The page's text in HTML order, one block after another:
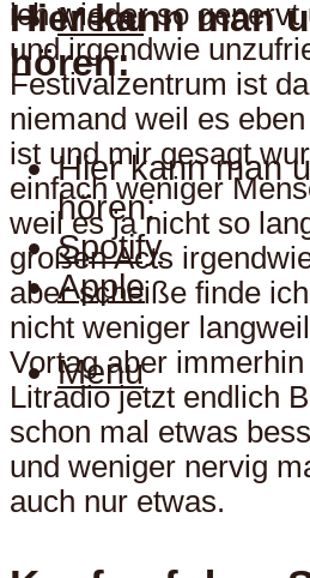
Menu
Hier kann man
hören:
Hier kann man
hören:
Spotify
Apple
Menu
ich wieder so genervt
und irgendwie
Festivalzentrum ist
niemand weil es
ist und mir gesagt
einfach weniger
weil es ja nicht so
großen Acts
aber scheiße finde
nicht weniger
Vortag aber
Litradio jetzt endlich
schon mal etwas
und weniger nervig
auch nur etwas.